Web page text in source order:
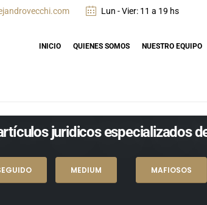
Lun - Vier: 11 a 19 hs
INICIO QUIENES SOMOS NUESTRO EQUIPO
juridicos especializados
MEDIUM MAFIOSOS